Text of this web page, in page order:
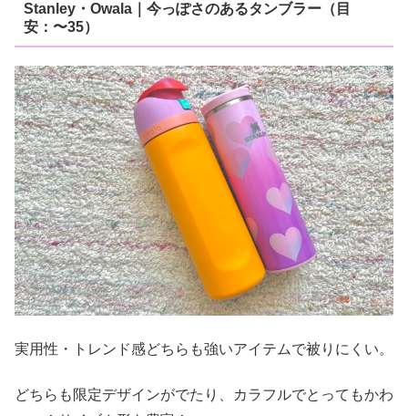
Stanley・Owala｜今っぽさのあるタンブラー（目
安：〜35）
実用性・トレンド感どちらも強いアイテムで被りにくい。
どちらも限定デザインがでたり、カラフルでとってもかわ